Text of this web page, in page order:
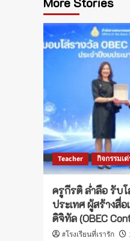
Teacher กิจกรรมเ
ครูกีรติ ล่ำลือ รับ
ประเทศ ผู้สร้างสื่อ
ดิจิทัล (OBEC
#โรงเรียนที่เรารัก